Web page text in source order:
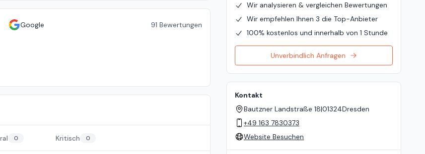
Google 91 Bewertungen
0 Kritisch 0
Wir analysieren & vergleichen Bewertungen
Wir empfehlen Ihnen 3 die Top-Anbieter
100% kostenlos und innerhalb von 1 Stunde
Unverbindlich Anfragen
Kontakt
Bautzner Landstraße 18|01324Dresden
+49 163 7830373
Website Besuchen